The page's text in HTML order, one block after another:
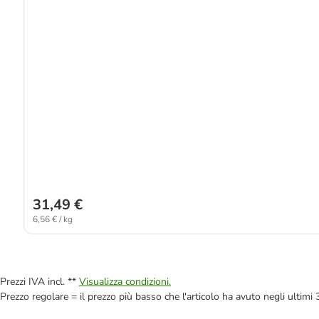
31,49 €
6,56 € / kg
Prezzi IVA incl. ** Visualizza condizioni.
Prezzo regolare = il prezzo più basso che l'articolo ha avuto negli ultimi